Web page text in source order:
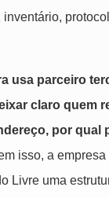
inventário,
usa parceiro
claro quem
por qual
isso, a
Livre uma